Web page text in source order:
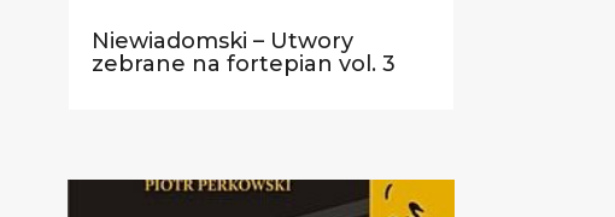
Niewiadomski – Utwory
zebrane na fortepian vol. 3